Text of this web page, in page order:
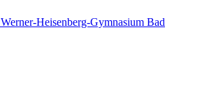
Werner-Heisenberg-Gymnasium Bad